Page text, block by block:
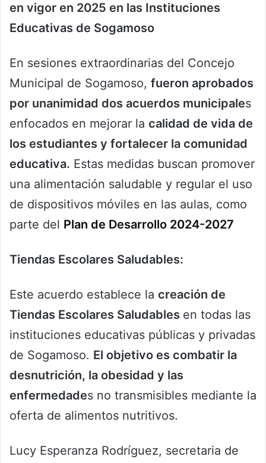
en vigor en 2025 en las Instituciones
Educativas de Sogamoso
En sesiones extraordinarias del Concejo
Municipal de Sogamoso, fueron aprobados
por unanimidad dos acuerdos municipales
enfocados en mejorar la calidad de vida de
los estudiantes y fortalecer la comunidad
educativa. Estas medidas buscan promover
una alimentación saludable y regular el uso
de dispositivos móviles en las aulas, como
parte del Plan de Desarrollo 2024-2027
Tiendas Escolares Saludables:
Este acuerdo establece la creación de
Tiendas Escolares Saludables en todas las
instituciones educativas públicas y privadas
de Sogamoso. El objetivo es combatir la
desnutrición, la obesidad y las
enfermedades no transmisibles mediante la
oferta de alimentos nutritivos.
Lucy Esperanza Rodríguez, secretaria de